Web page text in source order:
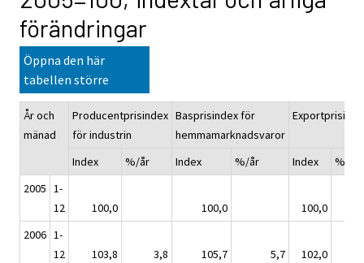
förändringar
Öppna den här
tabellen större
År och
mänad
Producentprisindex
för industrin
Basprisindex för
hemmamarknadsvaror
Index %/år Index %/år Index
%/år
2005 1-
12
100,0 100,0
100,0
2006 1-
12
103,8 3,8 105,7 5,7 102,0